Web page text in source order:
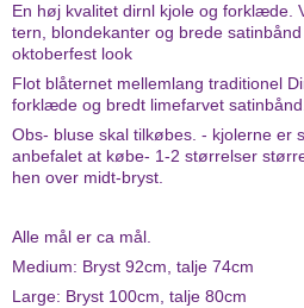
En høj kvalitet dirnl kjole og forklæde.
tern, blondekanter og brede
oktoberfest look
Flot blåternet mellemlang traditionel
forklæde og bredt limefarvet
Obs- bluse skal tilkøbes. - kjolerne er
anbefalet at købe- 1-2 størrelser
hen over midt-bryst.
Alle mål er ca mål.
Medium: Bryst 92cm, talje 74cm
Large: Bryst 100cm, talje 80cm